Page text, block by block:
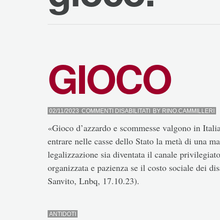
GIOCO
02/11/2023 COMMENTI DISABILITATISUBY RINO.CAMMILLERI
«Gioco d’azzardo e scommesse valgono in
entrare nelle casse dello Stato la metà di una
legalizzazione sia diventata il canale
organizzata e pazienza se il costo sociale dei
Sanvito, Lnbq, 17.10.23).
ANTIDOTI